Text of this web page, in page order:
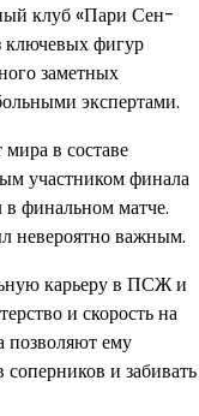
клуб «Пари Сен-
фигур
заметных
экспертами.
в составе
участником финала
финальном матче.
невероятно важным.
карьеру в ПСЖ и
и скорость на
позволяют ему
и забивать